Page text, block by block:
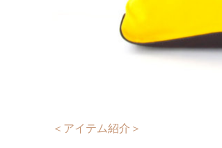
＜アイテム紹介＞